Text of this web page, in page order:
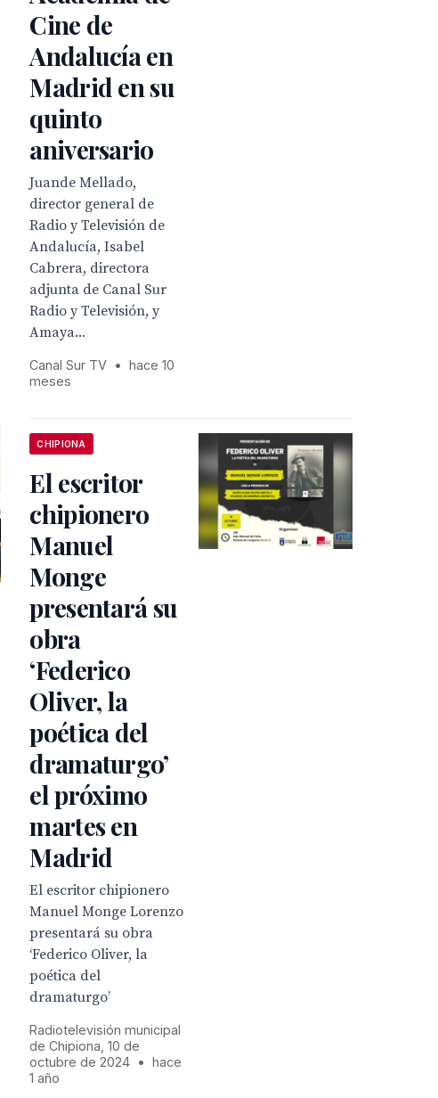
Cine de
Andalucía en
Madrid en su
quinto
aniversario
Juande Mellado,
director general de
Radio y Televisión de
Andalucía, Isabel
Cabrera, directora
adjunta de Canal Sur
Radio y Televisión, y
Amaya...
Canal Sur TV •
hace 10
meses
CHIPIONA
El escritor
chipionero
Manuel
Monge
presentará su
obra
‘Federico
Oliver, la
poética del
dramaturgo’
el próximo
martes en
Madrid
El escritor chipionero
Manuel Monge Lorenzo
presentará su obra
‘Federico Oliver, la
poética del
dramaturgo’
Radiotelevisión municipal
de Chipiona, 10 de
octubre de 2024 •
hace
1 año